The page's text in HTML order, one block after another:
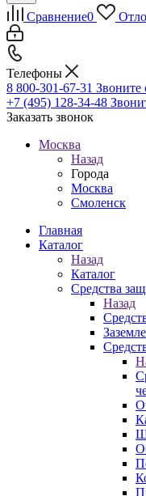
Сравнение0
Телефоны
8 800-301-67-31 Звоните
+7 (495) 128-34-48
Заказать звонок
Москва
Назад
Города
Москва
Смоленск
Главная
Каталог
Назад
Каталог
Средства
Назад